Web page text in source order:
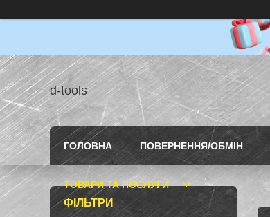
d-tools
ГОЛОВНА ПОВЕРНЕННЯ/ОБМІН
ТОВАРИ ТА ПОСЛУГИ
ФІЛЬТРИ